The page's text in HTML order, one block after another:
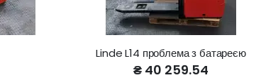
Linde L14 проблема з батареєю
₴ 40 259.54